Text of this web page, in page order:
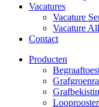
Vacatures
Vacature
Vacature
Contact
Producten